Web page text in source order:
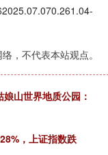
，不代表本站观点。
山世界地质公园：
，上证指数跌